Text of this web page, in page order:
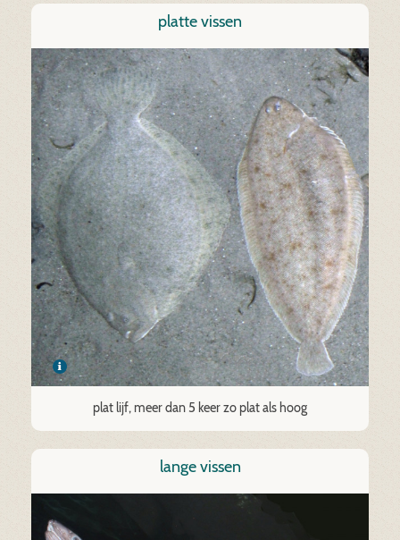
platte vissen
plat lijf, meer dan 5 keer zo plat als hoog
lange vissen